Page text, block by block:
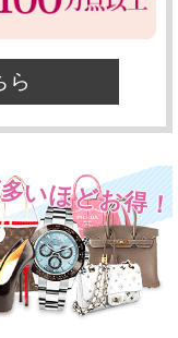
ら
いほどお得！